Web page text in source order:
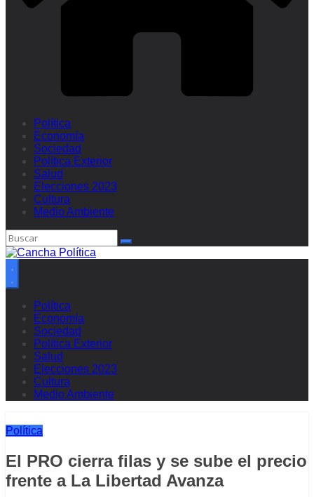
Política
Economía
Sociedad
Política Exterior
Salud
Elecciones 2023
Cultura
Medio Ambiente
Política
Economía
Sociedad
Política Exterior
Salud
Elecciones 2023
Cultura
Medio Ambiente
Política
El PRO cierra filas y se sube el precio
frente a La Libertad Avanza